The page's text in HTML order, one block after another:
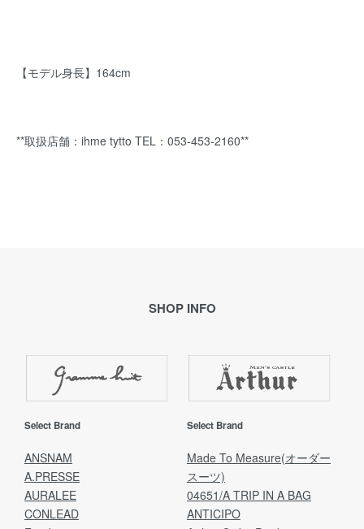
【モデル身長】164cm
**取扱店舗：ihme tytto TEL：053-453-2160**
SHOP INFO
Select Brand
ANSNAM
A.PRESSE
AURALEE
CONLEAD
Select Brand
Made To Measure(オーダー
スーツ)
04651/A TRIP IN A BAG
ANTICIPO